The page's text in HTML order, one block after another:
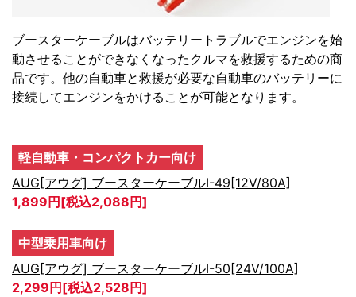
ブースターケーブルはバッテリートラブルでエンジンを始
動させることができなくなったクルマを救援するための商
品です。他の自動車と救援が必要な自動車のバッテリーに
接続してエンジンをかけることが可能となります。
軽自動車・コンパクトカー向け
AUG[アウグ] ブースターケーブルI-49[12V/80A]
1,899円[税込2,088円]
中型乗用車向け
AUG[アウグ] ブースターケーブルI-50[24V/100A]
2,299円[税込2,528円]